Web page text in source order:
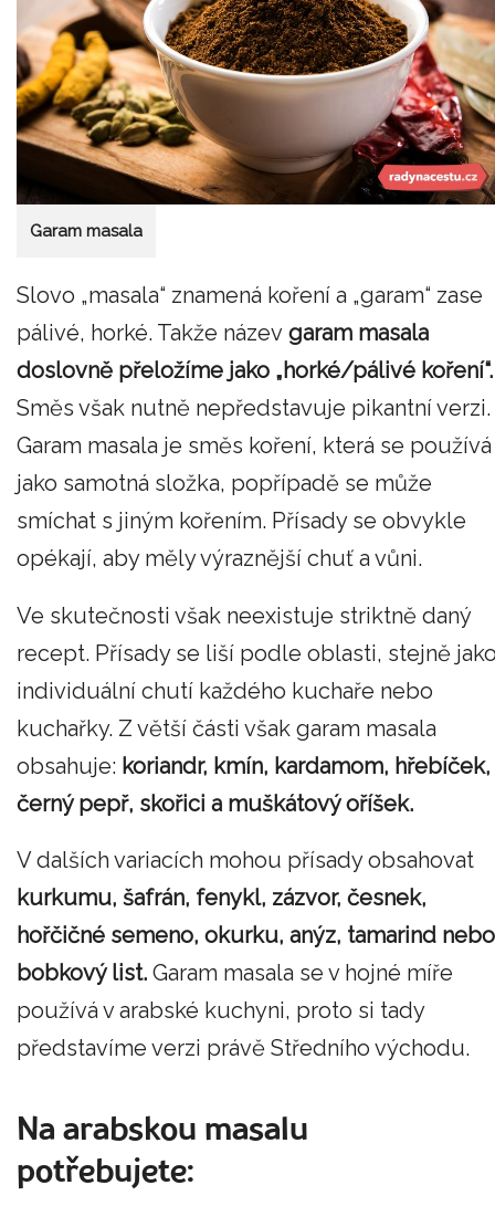
Garam masala
Slovo „masala“ znamená koření a „garam“ zase
pálivé, horké. Takže název garam masala
doslovně přeložíme jako „horké/pálivé koření“.
Směs však nutně nepředstavuje pikantní verzi.
Garam masala je směs koření, která se používá
jako samotná složka, popřípadě se může
smíchat s jiným kořením. Přísady se obvykle
opékají, aby měly výraznější chuť a vůni.
Ve skutečnosti však neexistuje striktně daný
recept. Přísady se liší podle oblasti, stejně
individuální chutí každého kuchaře nebo
kuchařky. Z větší části však garam masala
obsahuje: koriandr, kmín, kardamom, hřebíček,
černý pepř, skořici a muškátový oříšek.
V dalších variacích mohou přísady obsahovat
kurkumu, šafrán, fenykl, zázvor, česnek,
hořčičné semeno, okurku, anýz, tamarind nebo
bobkový list. Garam masala se v hojné míře
používá v arabské kuchyni, proto si tady
představíme verzi právě Středního východu.
Na arabskou masalu
potřebujete: